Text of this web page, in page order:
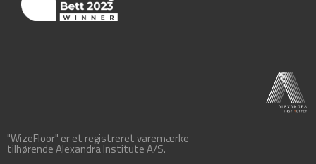
"WizeFloor" er et registreret varemærke
tilhørende Alexandra Institute A/S.